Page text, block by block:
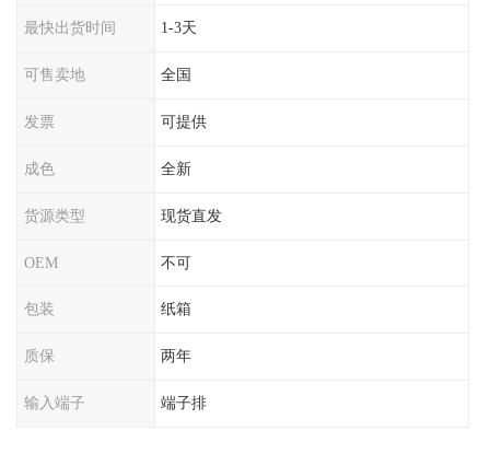
最快出货时间 1-3天
可售卖地 全国
发票 可提供
成色 全新
货源类型 现货直发
OEM 不可
包装 纸箱
质保 两年
输入端子 端子排